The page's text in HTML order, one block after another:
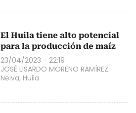
El Huila tiene alto potencial
para la producción de maíz
23/04/2023 - 22:19
JOSÉ LISARDO MORENO RAMÍREZ
Neiva, Huila